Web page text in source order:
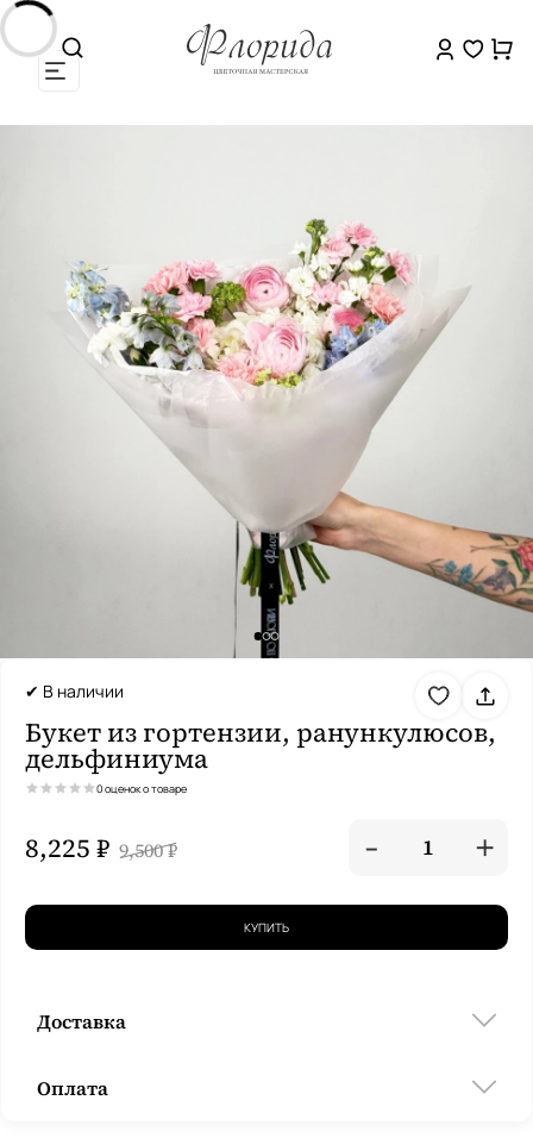
✔ В наличии
Букет из гортензии, ранункулюсов,
дельфиниума
0 оценок о товаре
8,225 ₽ 9,500 ₽ - 1 +
КУПИТЬ
Доставка
Оплата